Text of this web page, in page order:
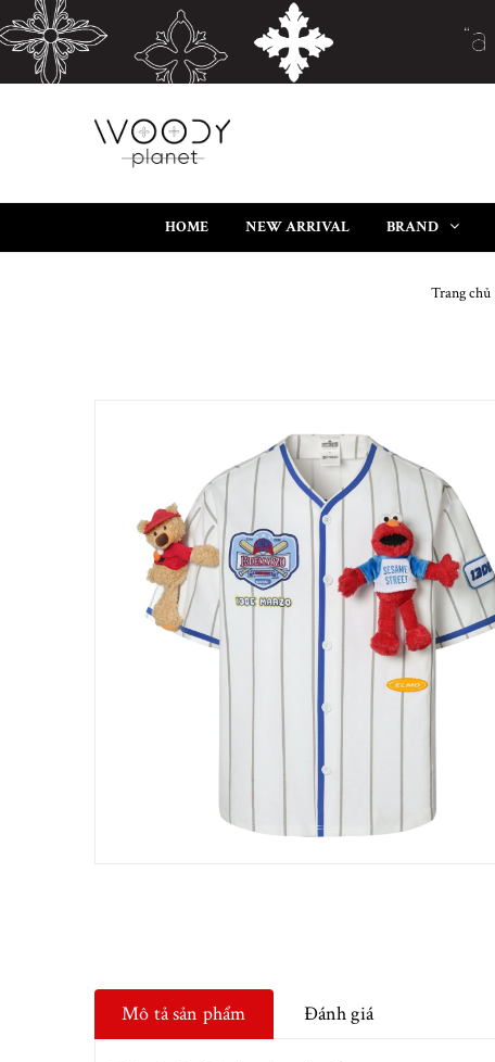
HOME NEW ARRIVAL BRAND
Trang chủ
Mô tả sản phẩm Đánh giá